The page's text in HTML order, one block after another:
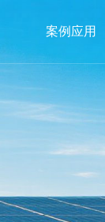
案例应用